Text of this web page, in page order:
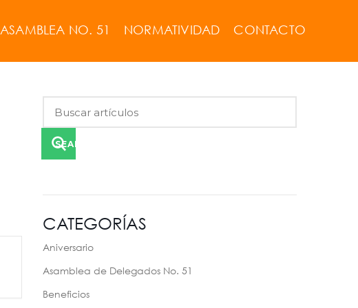
ASAMBLEA NO. 51 NORMATIVIDAD CONTACTO
SEARCH
CATEGORÍAS
Aniversario
Asamblea de Delegados No. 51
Beneficios